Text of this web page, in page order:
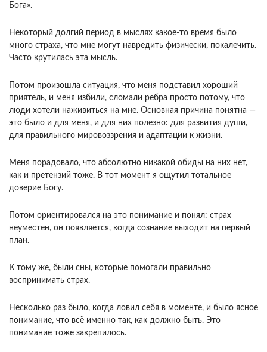
Бога».
Некоторый долгий период в мыслях какое-то время было
много страха, что мне могут навредить физически, покалечить.
Часто крутилась эта мысль.
Потом произошла ситуация, что меня подставил хороший
приятель, и меня избили, сломали ребра просто потому, что
люди хотели наживиться на мне. Основная причина понятна —
это было и для меня, и для них полезно: для развития души,
для правильного мировоззрения и адаптации к жизни.
Меня порадовало, что абсолютно никакой обиды на них нет,
как и претензий тоже. В тот момент я ощутил тотальное
доверие Богу.
Потом ориентировался на это понимание и понял: страх
неуместен, он появляется, когда сознание выходит на первый
план.
К тому же, были сны, которые помогали правильно
воспринимать страх.
Несколько раз было, когда ловил себя в моменте, и было ясное
понимание, что всё именно так, как должно быть. Это
понимание тоже закрепилось.